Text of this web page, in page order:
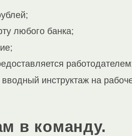
любого банка;
инструктаж на
в команду.